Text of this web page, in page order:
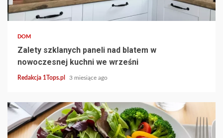
4 min read
DOM
Zalety szklanych paneli nad blatem w
nowoczesnej kuchni we wrześni
Redakcja 1Tops.pl 3 miesiące ago